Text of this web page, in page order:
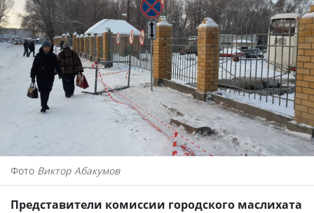
Фото Виктор Абакумов
Представители комиссии городского маслихата